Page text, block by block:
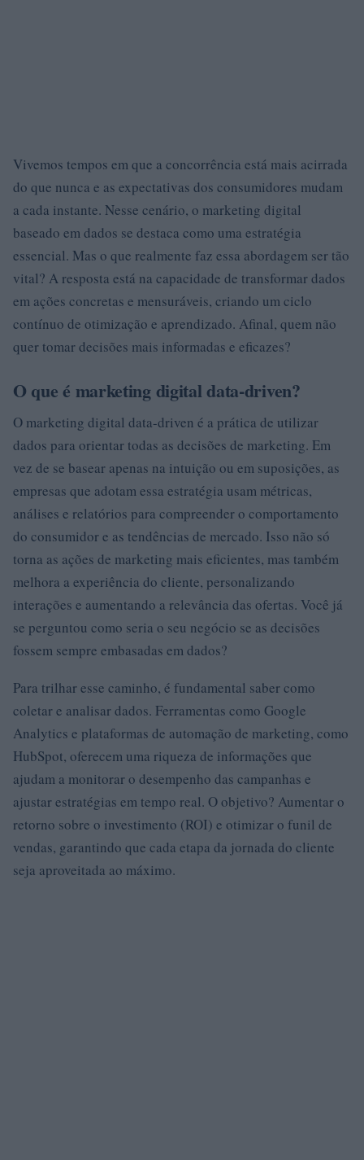
Vivemos tempos em que a concorrência está mais acirrada
do que nunca e as expectativas dos consumidores mudam
a cada instante. Nesse cenário, o marketing digital
baseado em dados se destaca como uma estratégia
essencial. Mas o que realmente faz essa abordagem ser tão
vital? A resposta está na capacidade de transformar dados
em ações concretas e mensuráveis, criando um ciclo
contínuo de otimização e aprendizado. Afinal, quem não
quer tomar decisões mais informadas e eficazes?
O que é marketing digital data-driven?
O marketing digital data-driven é a prática de utilizar
dados para orientar todas as decisões de marketing. Em
vez de se basear apenas na intuição ou em suposições, as
empresas que adotam essa estratégia usam métricas,
análises e relatórios para compreender o comportamento
do consumidor e as tendências de mercado. Isso não só
torna as ações de marketing mais eficientes, mas também
melhora a experiência do cliente, personalizando
interações e aumentando a relevância das ofertas. Você já
se perguntou como seria o seu negócio se as decisões
fossem sempre embasadas em dados?
Para trilhar esse caminho, é fundamental saber como
coletar e analisar dados. Ferramentas como Google
Analytics e plataformas de automação de marketing, como
HubSpot, oferecem uma riqueza de informações que
ajudam a monitorar o desempenho das campanhas e
ajustar estratégias em tempo real. O objetivo? Aumentar o
retorno sobre o investimento (ROI) e otimizar o funil de
vendas, garantindo que cada etapa da jornada do cliente
seja aproveitada ao máximo.